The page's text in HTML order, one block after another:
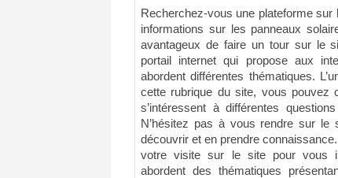
Recherchez-vous une plateforme
informations sur les panneaux
avantageux de faire un tour sur le
portail internet qui propose aux
abordent différentes thématiques.
cette rubrique du site, vous pouvez
s’intéressent à différentes
N’hésitez pas à vous rendre sur le
découvrir et en prendre
votre visite sur le site pour vous
abordent des thématiques